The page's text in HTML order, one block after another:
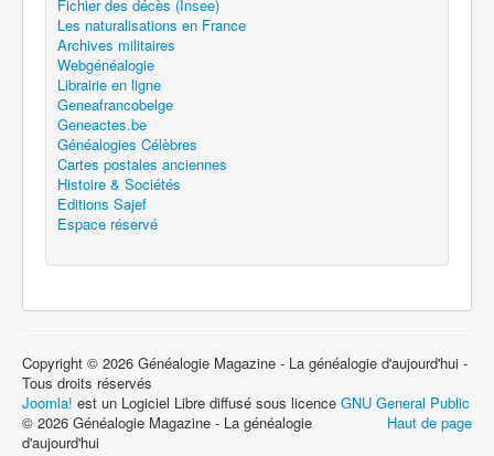
Fichier des décès (Insee)
Les naturalisations en France
Archives militaires
Webgénéalogie
Librairie en ligne
Geneafrancobelge
Geneactes.be
Généalogies Célèbres
Cartes postales anciennes
Histoire & Sociétés
Editions Sajef
Espace réservé
Copyright © 2026 Généalogie Magazine - La généalogie d'aujourd'hui -
Tous droits réservés
Joomla! est un Logiciel Libre diffusé sous licence GNU General Public
Haut de page
© 2026 Généalogie Magazine - La généalogie
d'aujourd'hui